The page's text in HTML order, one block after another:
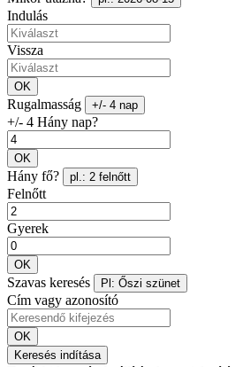
Indulás
Vissza
OK
Rugalmasság +/- 4 nap
+/- 4 Hány nap?
OK
Hány fő? pl.: 2 felnőtt
Felnőtt
Gyerek
OK
Szavas keresés Pl: Őszi szünet
Cím vagy azonosító
OK
Keresés indítása